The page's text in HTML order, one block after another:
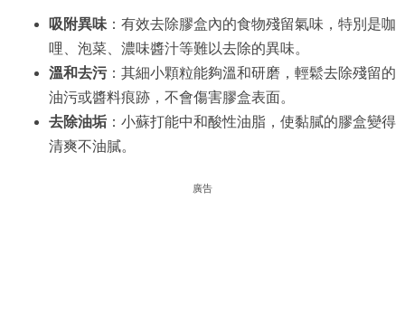
吸附異味：有效去除膠盒內的食物殘留氣味，特別是咖
哩、泡菜、濃味醬汁等難以去除的異味。
溫和去污：其細小顆粒能夠溫和研磨，輕鬆去除殘留的
油污或醬料痕跡，不會傷害膠盒表面。
去除油垢：小蘇打能中和酸性油脂，使黏膩的膠盒變得
清爽不油膩。
廣告